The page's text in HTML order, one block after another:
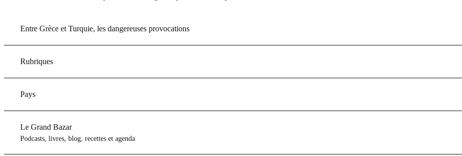
Entre Grèce et Turquie, les dangereuses provocations
Rubriques
Pays
Le Grand Bazar
Podcasts, livres, blog, recettes et agenda